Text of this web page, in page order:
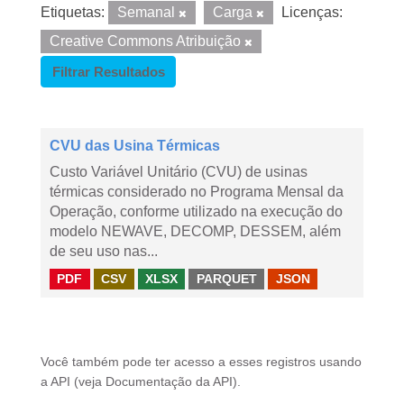
Etiquetas: Semanal Carga
Licenças:
Creative Commons Atribuição
Filtrar Resultados
CVU das Usina Térmicas
Custo Variável Unitário (CVU) de usinas
térmicas considerado no Programa Mensal da
Operação, conforme utilizado na execução do
modelo NEWAVE, DECOMP, DESSEM, além
de seu uso nas...
PDF CSV XLSX PARQUET JSON
Você também pode ter acesso a esses registros usando
a API (veja Documentação da API ).